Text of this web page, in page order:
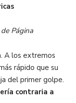
Página
A los extremos
rápido que su
del primer golpe.
contraria a